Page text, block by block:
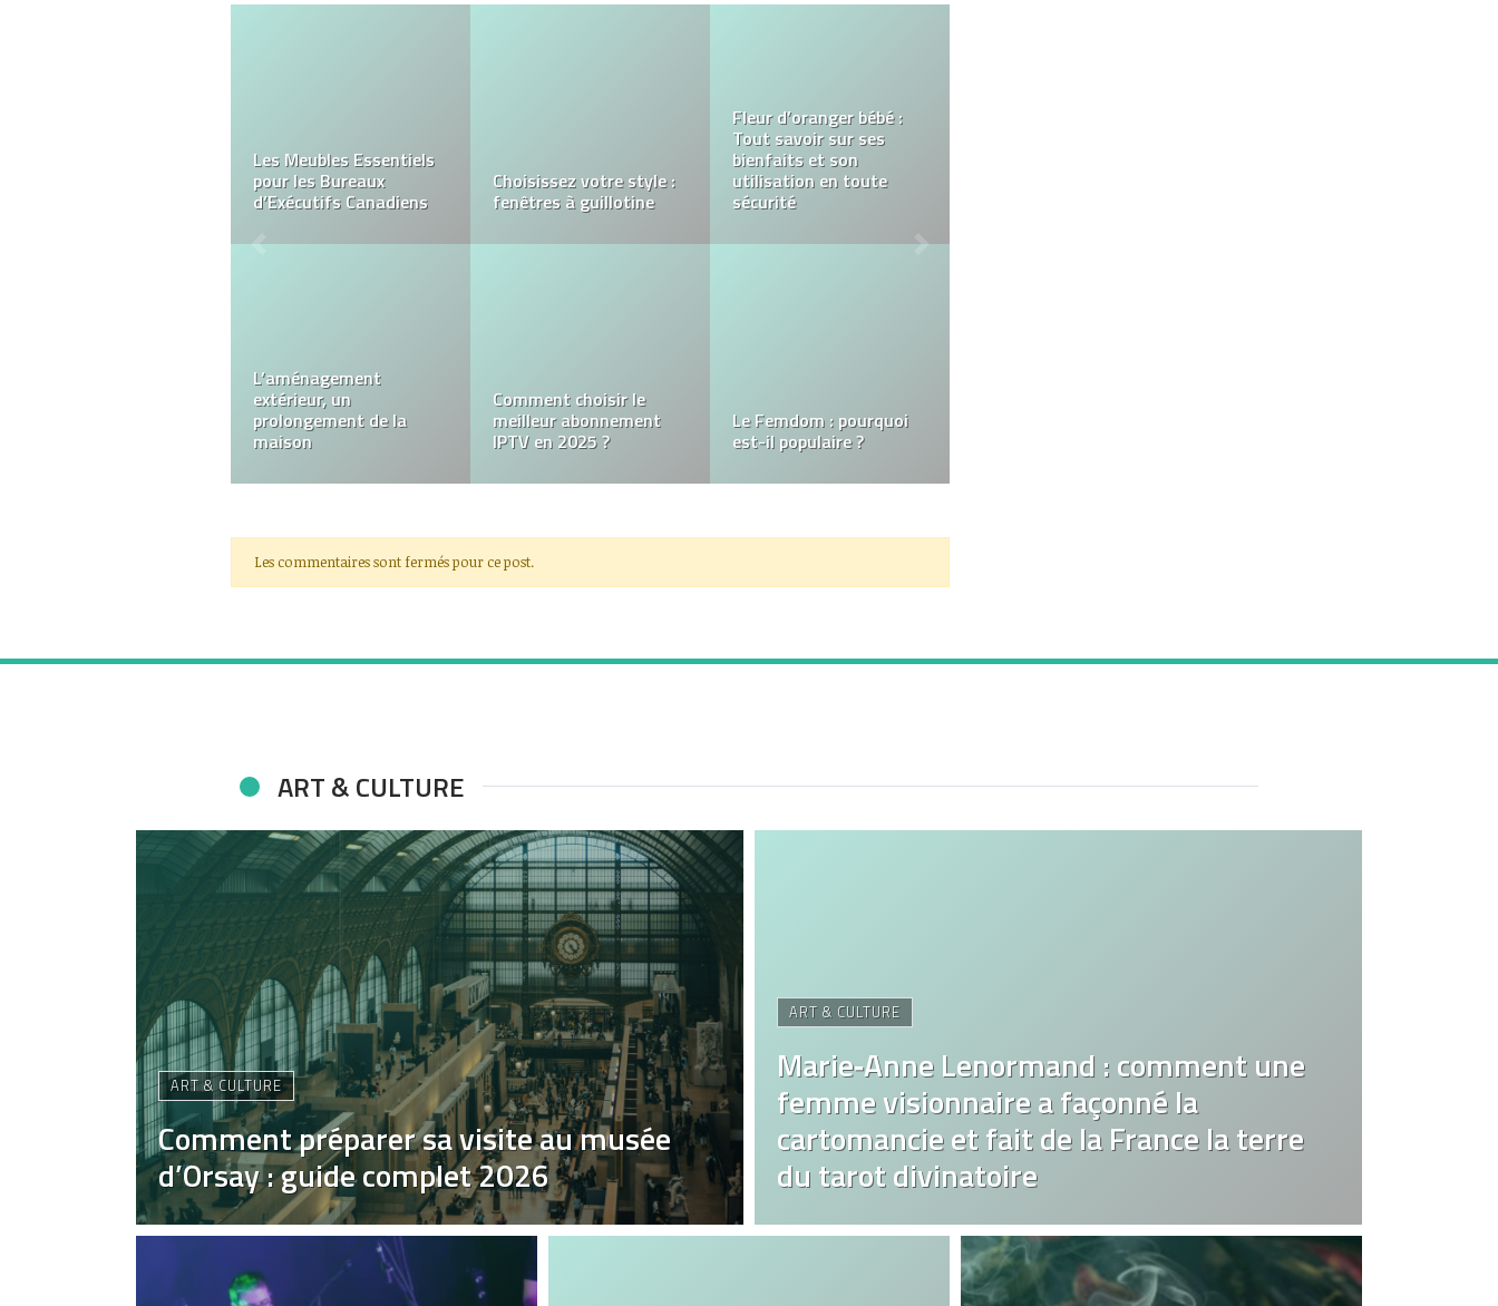
L’agence SEO : pour
augmenter votre
référencement Google
ligne booste vos
chances d’être recruté ?
Bouturage dans l’eau
vs. bouturage dans le
terreau : quelles
différences ?
Les purificateurs d’air
sont-ils vraiment
efficaces ?
Alain Dumenil, le nom
d’un grand empire
français
rapide, efficace et de
confiance
Les commentaires sont fermés pour ce post.
ART & CULTURE
ART & CULTURE
Comment préparer sa visite au musée
d’Orsay : guide complet 2026
ART & CULTURE
Marie‑Anne Lenormand : comment une
femme visionnaire a façonné la
cartomancie et fait de la France la terre
du tarot divinatoire